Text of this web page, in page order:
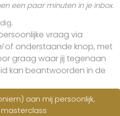
een paar minuten in je inbox.
vraag via
of onderstaande knop, met
graag waar jij tegenaan
kan beantwoorden in de
aan mij persoonlijk,